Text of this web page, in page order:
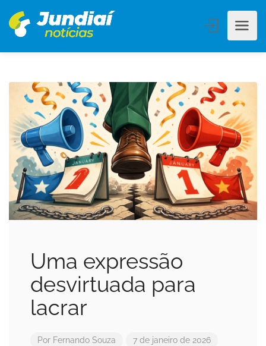
Uma expressão
desvirtuada para
lacrar
Por Fernando Souza 7 de janeiro de 2026